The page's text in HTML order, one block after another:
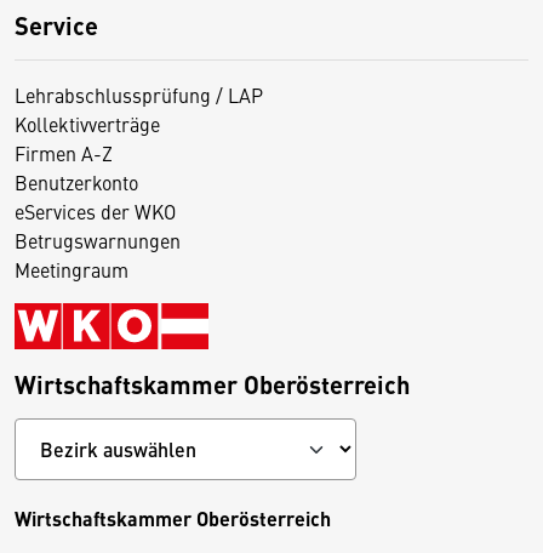
Service
Lehrabschlussprüfung / LAP
Kollektivverträge
Firmen A-Z
Benutzerkonto
eServices der WKO
Betrugswarnungen
Meetingraum
Wirtschaftskammer Oberösterreich
Wirtschaftskammer Oberösterreich